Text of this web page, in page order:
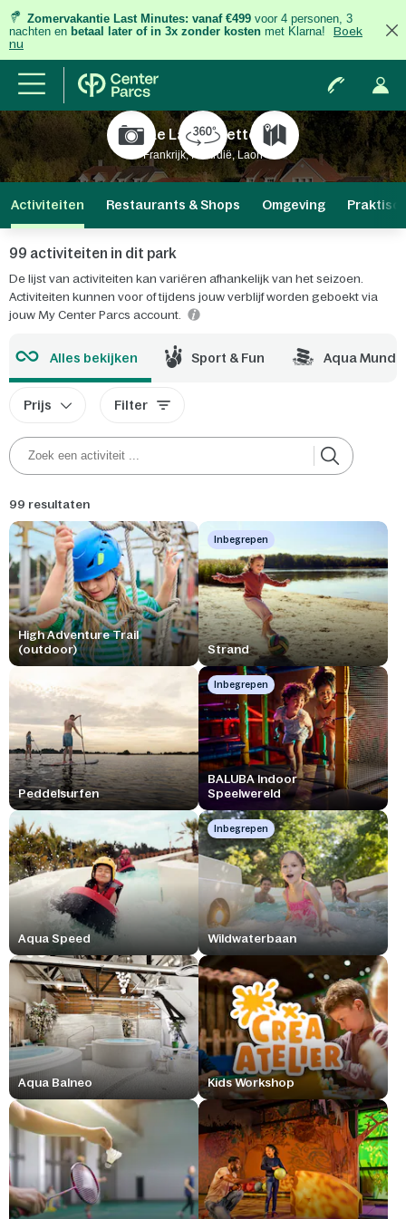
Zomervakantie Last Minutes: vanaf €499 voor 4 personen, 3
nachten en betaal later of in 3x zonder kosten met Klarna!
Boek
nu
Le Lac d'Ailette
Frankrijk, Picardië, Laon
Activiteiten Restaurants & Shops Omgeving
99 activiteiten in dit park
De lijst van activiteiten kan variëren afhankelijk van het seizoen.
Activiteiten kunnen voor of tijdens jouw verblijf worden geboekt via
jouw My Center Parcs account.
Alles bekijken Sport & Fun Aqua Mundo
Prijs Filter
99 resultaten
High Adventure Trail
(outdoor)
Inbegrepen
Strand
Peddelsurfen
Inbegrepen
BALUBA Indoor
Speelwereld
Aqua Speed
Inbegrepen
Wildwaterbaan
Aqua Balneo Kids Workshop